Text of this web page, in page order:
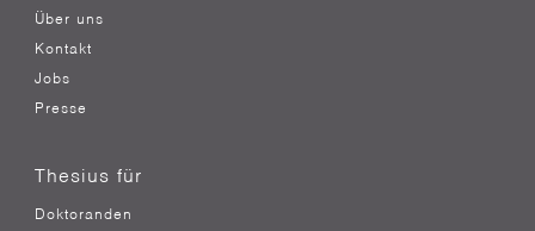
Über uns
Kontakt
Jobs
Presse
Thesius für
Doktoranden